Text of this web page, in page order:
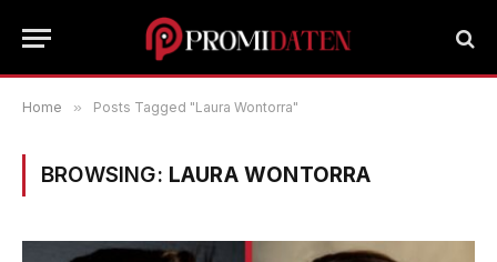
Home » Posts Tagged "Laura Wontorra"
BROWSING: LAURA WONTORRA